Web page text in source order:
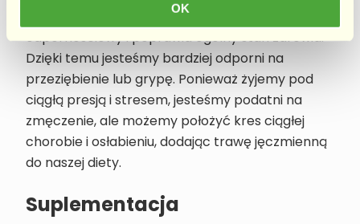
OK
tego powodu wspiera ona nasz układ
odpornościowy i poprawia ogólny stan zdrowia.
Dzięki temu jesteśmy bardziej odporni na
przeziębienie lub grypę. Ponieważ żyjemy pod
ciągłą presją i stresem, jesteśmy podatni na
zmęczenie, ale możemy położyć kres ciągłej
chorobie i osłabieniu, dodając trawę jęczmienną
do naszej diety.
Suplementacja